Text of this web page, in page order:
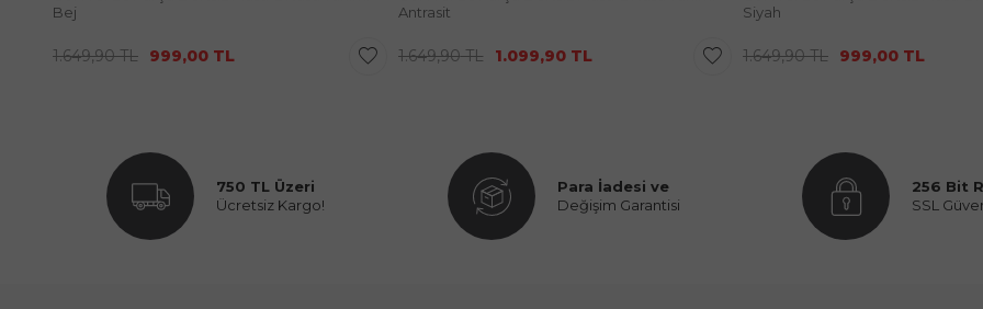
Bej
1.649,90TL 999,00 TL
Antrasit
1.649,90TL 1.099,90TL
Siyah
1.649,90TL 999,00 TL
750 TL Üzeri
Ücretsiz Kargo!
Para İadesi ve
Değişim Garantisi
256 Bit
SSL